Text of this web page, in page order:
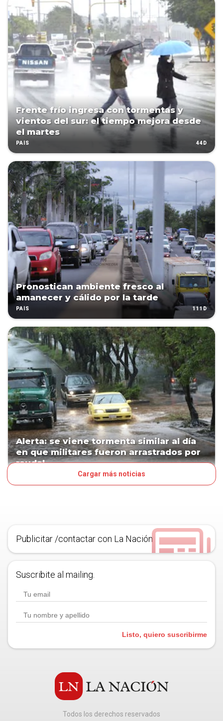
Frente frío ingresa con tormentas y
vientos del sur: el tiempo mejora desde
el martes
PAÍS 44D
Pronostican ambiente fresco al
amanecer y cálido por la tarde
PAÍS 111D
Alerta: se viene tormenta similar al día
en que militares fueron arrastrados por
raudal
Cargar más noticias
Publicitar /contactar con La Nación
Suscribite al mailing.
Listo, quiero suscribirme
Todos los derechos reservados